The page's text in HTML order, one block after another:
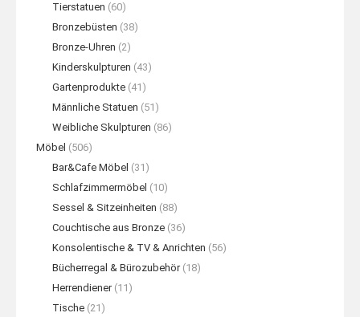
Tierstatuen (60)
Bronzebüsten (38)
Bronze-Uhren (2)
Kinderskulpturen (43)
Gartenprodukte (41)
Männliche Statuen (51)
Weibliche Skulpturen (86)
Möbel (506)
Bar&Cafe Möbel (31)
Schlafzimmermöbel (10)
Sessel & Sitzeinheiten (88)
Couchtische aus Bronze (36)
Konsolentische & TV & Anrichten (56)
Bücherregal & Bürozubehör (18)
Herrendiener (11)
Tische (21)